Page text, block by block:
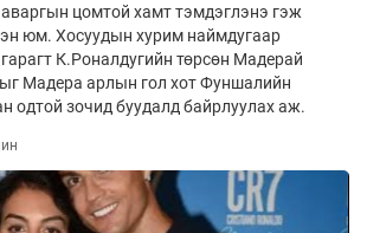
цомтой хамт тэмдэглэнэ гэж
юм. Хосуудын хурим наймдугаар
К.Роналдугийн төрсөн Мадерай
Мадера арлын гол хот Фуншалийн
одтой зочид буудалд байрлуулах аж.